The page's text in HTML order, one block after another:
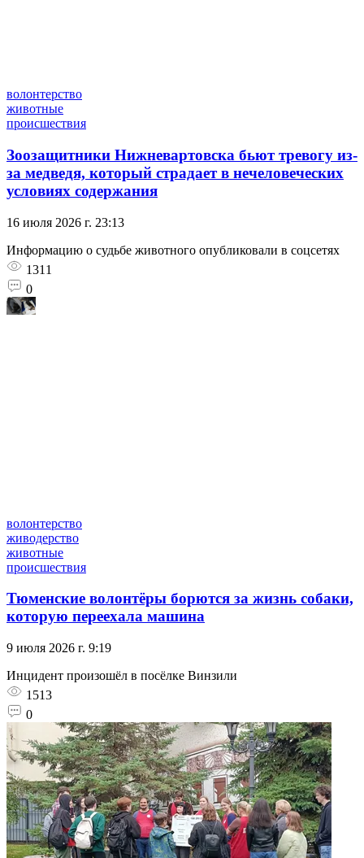
волонтерство
животные
происшествия
Зоозащитники Нижневартовска бьют тревогу из-
за медведя, который страдает в нечеловеческих
условиях содержания
16 июля 2026 г. 23:13
Информацию о судьбе животного опубликовали в соцсетях
1311
0
волонтерство
живодерство
животные
происшествия
Тюменские волонтёры борются за жизнь собаки,
которую переехала машина
9 июля 2026 г. 9:19
Инцидент произошёл в посёлке Винзили
1513
0